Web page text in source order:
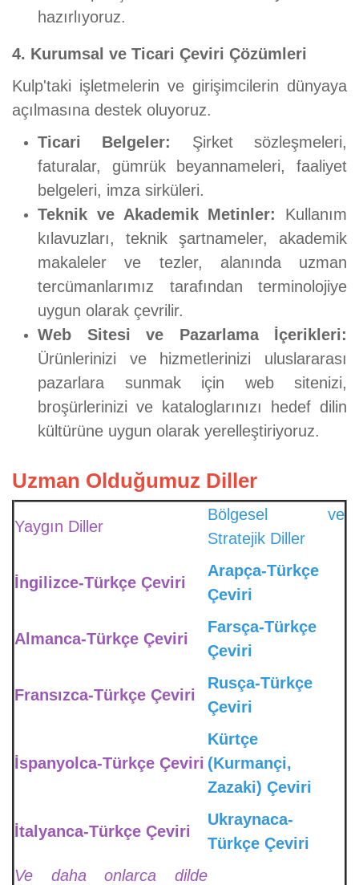
hazırlıyoruz.
4. Kurumsal ve Ticari Çeviri Çözümleri
Kulp'taki işletmelerin ve girişimcilerin dünyaya
açılmasına destek oluyoruz.
Ticari Belgeler:
Şirket sözleşmeleri,
faturalar, gümrük beyannameleri, faaliyet
belgeleri, imza sirküleri.
Teknik ve Akademik Metinler:
Kullanım
kılavuzları, teknik şartnameler, akademik
makaleler ve tezler, alanında uzman
tercümanlarımız tarafından terminolojiye
uygun olarak çevrilir.
Web Sitesi ve Pazarlama İçerikleri:
Ürünlerinizi ve hizmetlerinizi uluslararası
pazarlara sunmak için web sitenizi,
broşürlerinizi ve kataloglarınızı hedef dilin
kültürüne uygun olarak yerelleştiriyoruz.
Uzman Olduğumuz Diller
Yaygın Diller
Bölgesel ve
Stratejik Diller
İngilizce-Türkçe Çeviri
Arapça-Türkçe
Çeviri
Almanca-Türkçe Çeviri
Farsça-Türkçe
Çeviri
Fransızca-Türkçe Çeviri
Rusça-Türkçe
Çeviri
İspanyolca-Türkçe Çeviri
Kürtçe
(Kurmançi,
Zazaki) Çeviri
İtalyanca-Türkçe Çeviri
Ukraynaca-
Türkçe Çeviri
Ve daha onlarca dilde